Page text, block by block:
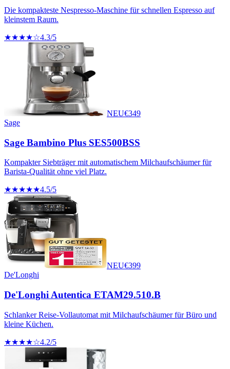
Die kompakteste Nespresso-Maschine für schnellen Espresso auf
kleinstem Raum.
★★★★☆4.3/5
NEU€349
Sage
Sage Bambino Plus SES500BSS
Kompakter Siebträger mit automatischem Milchaufschäumer für
Barista-Qualität ohne viel Platz.
★★★★★4.5/5
NEU€399
De'Longhi
De'Longhi Autentica ETAM29.510.B
Schlanker Reise-Vollautomat mit Milchaufschäumer für Büro und
kleine Küchen.
★★★★☆4.2/5